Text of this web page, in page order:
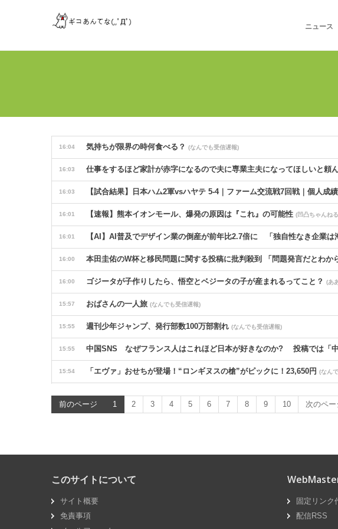
ニュース
16:04 気持ちが限界の時何食べる？ (なんでも受信遅報)
16:03 仕事をするほど家計が赤字になるので夫に専業主夫になってほしいと
16:03 【試合結果】日本ハム2軍vsハヤテ 5-4｜ファーム交流戦7回戦｜個人成
16:01 【速報】熊本イオンモール、爆発の原因は『これ』の可能性 (凹凸ちゃんね
16:01 【AI】AI普及でデザイン業の倒産が前年比2.7倍に 「独自性なき企業
16:00 本田圭佑のW杯と移民問題に関する投稿に批判殺到 「問題発言だとわ
16:00 ゴジータが子作りしたら、悟空とベジータの子が産まれるってこと？ (あ
15:57 おばさんの一人旅 (なんでも受信遅報)
15:55 週刊少年ジャンプ、発行部数100万部割れ (なんでも受信遅報)
15:55 中国SNS なぜフランス人はこれほど日本が好きなのか? 投稿では「
15:54 「エヴァ」おせちが登場！“ロンギヌスの槍”がピックに！23,650円 (なん
「認知症」になりたくないなら「お酒」をやめて 一番認知症に良くない
熊本出身の島津亜矢「不謹慎じゃないかと…」水6480本の物資輸送も悩
15:40 アメリカ人の友達を日本のジムに連れてった結末ｗｗｗｗ (ダイエット速報)
15:39 Zガンダム「モビルスーツ⇔ウェーブライダーの変形時間は0.5秒」 (なん
前のページ 1 2 3 4 5 6 7 8 9 10 次のペー
このサイトについて
サイト概要
免責事項
固定リンク
配信RSS